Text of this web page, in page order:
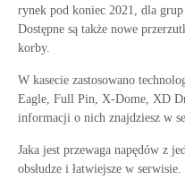
rynek pod koniec 2021, dla
Dostępne są także nowe
korby.
W kasecie zastosowano
Eagle, Full Pin, X-Dome, XD
informacji o nich znajdziesz w
Jaka jest przewaga napędów z
obsłudze i łatwiejsze w